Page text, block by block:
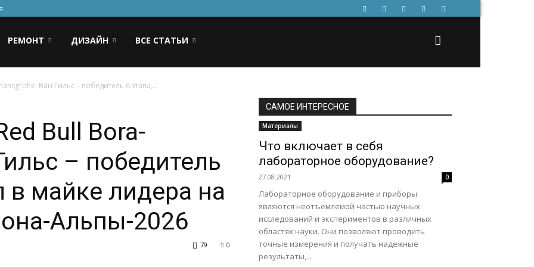
РЕМОНТ ДИЗАЙН ВСЕ СТАТЬИ
Ван Гильс – победитель 6 этапа,...
Bull Bora-
– победитель
в майке лидера на
Альпы-2026
0
79
САМОЕ ИНТЕРЕСНОЕ
Материалы
Что включает в себя
лабораторное оборудование?
27.08.2021 0
Лабораторное оборудование и приборы
являются неотъемлемой частью научных
исследований и экспериментов в различных
областях науки. Они позволяют проводить
точные измерения и получать надежные
результаты,...